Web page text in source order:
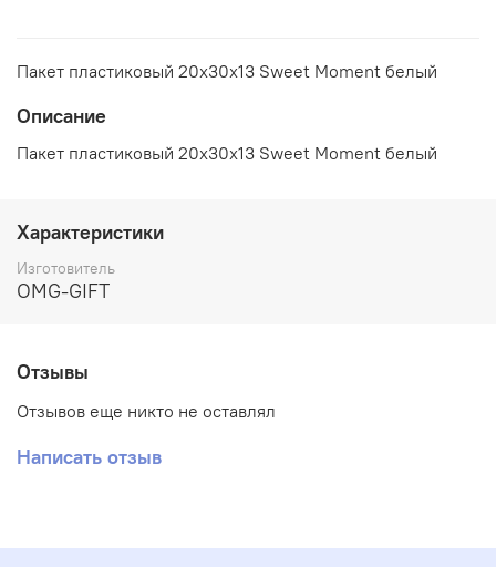
Пакет пластиковый 20х30х13 Sweet Moment белый
Описание
Пакет пластиковый 20х30х13 Sweet Moment белый
Характеристики
Изготовитель
OMG-GIFT
Отзывы
Отзывов еще никто не оставлял
Написать отзыв